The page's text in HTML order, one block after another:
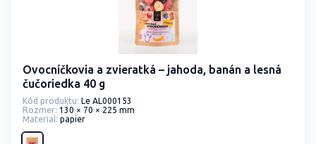
Ovocníčkovia a zvieratká – jahoda, banán a lesná
čučoriedka 40 g
Kód produktu: Le AL000153
Rozmer: 130 × 70 × 225 mm
Material: papier